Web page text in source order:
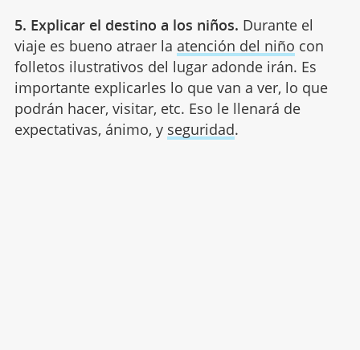
5. Explicar el destino a los niños. Durante el
viaje es bueno atraer la atención del niño con
folletos ilustrativos del lugar adonde irán. Es
importante explicarles lo que van a ver, lo que
podrán hacer, visitar, etc. Eso le llenará de
expectativas, ánimo, y seguridad.